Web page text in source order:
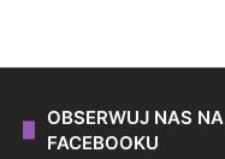
OBSERWUJ NAS NA
FACEBOOKU